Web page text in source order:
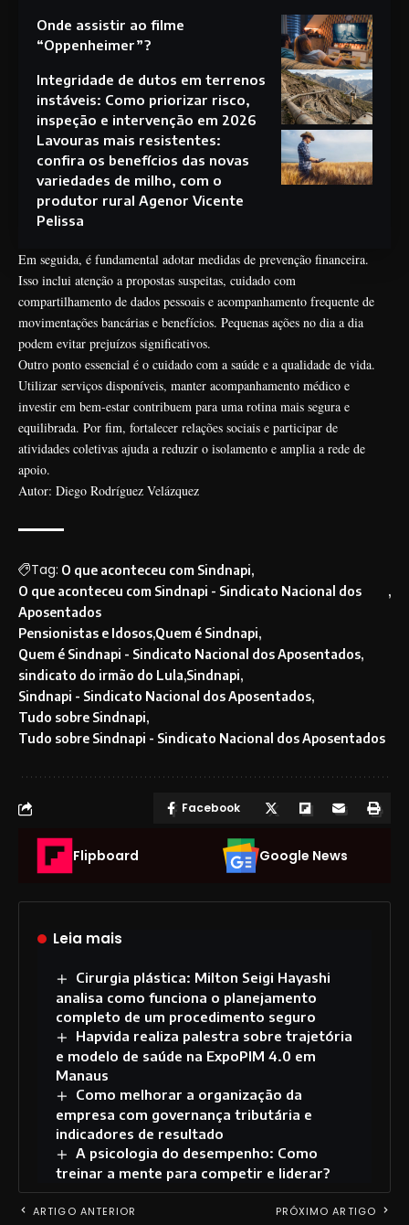
Onde assistir ao filme
“Oppenheimer”?
Integridade de dutos em terrenos
instáveis: Como priorizar risco,
inspeção e intervenção em 2026
Lavouras mais resistentes:
confira os benefícios das novas
variedades de milho, com o
produtor rural Agenor Vicente
Pelissa
Em seguida, é fundamental adotar medidas de prevenção financeira.
Isso inclui atenção a propostas suspeitas, cuidado com
compartilhamento de dados pessoais e acompanhamento frequente de
movimentações bancárias e benefícios. Pequenas ações no dia a dia
podem evitar prejuízos significativos.
Outro ponto essencial é o cuidado com a saúde e a qualidade de vida.
Utilizar serviços disponíveis, manter acompanhamento médico e
investir em bem-estar contribuem para uma rotina mais segura e
equilibrada. Por fim, fortalecer relações sociais e participar de
atividades coletivas ajuda a reduzir o isolamento e amplia a rede de
apoio.
Autor: Diego Rodríguez Velázquez
Tag: O que aconteceu com Sindnapi
O que aconteceu com Sindnapi - Sindicato Nacional dos
Aposentados
Pensionistas e Idosos Quem é Sindnapi
Quem é Sindnapi - Sindicato Nacional dos Aposentados
sindicato do irmão do Lula Sindnapi
Sindnapi - Sindicato Nacional dos Aposentados
Tudo sobre Sindnapi
Tudo sobre Sindnapi - Sindicato Nacional dos Aposentados
Facebook
Flipboard Google News
Leia mais
Cirurgia plástica: Milton Seigi Hayashi
analisa como funciona o planejamento
completo de um procedimento seguro
Hapvida realiza palestra sobre trajetória
e modelo de saúde na ExpoPIM 4.0 em
Manaus
Como melhorar a organização da
empresa com governança tributária e
indicadores de resultado
A psicologia do desempenho: Como
treinar a mente para competir e liderar?
ARTIGO ANTERIOR PRÓXIMO ARTIGO